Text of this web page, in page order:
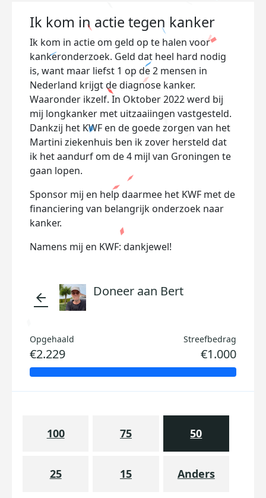
Ik kom in actie tegen kanker
Ik kom in actie om geld op te halen voor
kankeronderzoek. Geld dat heel hard nodig
is, want maar liefst 1 op de 2 mensen in
Nederland krijgt de diagnose kanker.
Waaronder ikzelf. In Oktober 2022 werd bij
mij longkanker met uitzaaiingen vastgesteld.
Dankzij het KWF en de goede zorgen van het
Martini ziekenhuis ben ik zover hersteld dat
ik het aandurf om de 4 mijl van Groningen te
gaan lopen.
Sponsor mij en help daarmee het KWF met de
financiering van belangrijk onderzoek naar
kanker.
Namens mij en KWF: dankjewel!
arrow_back Doneer aan Bert
Opgehaald
€2.229
Streefbedrag
€1.000
100 75 50
25 15 Anders